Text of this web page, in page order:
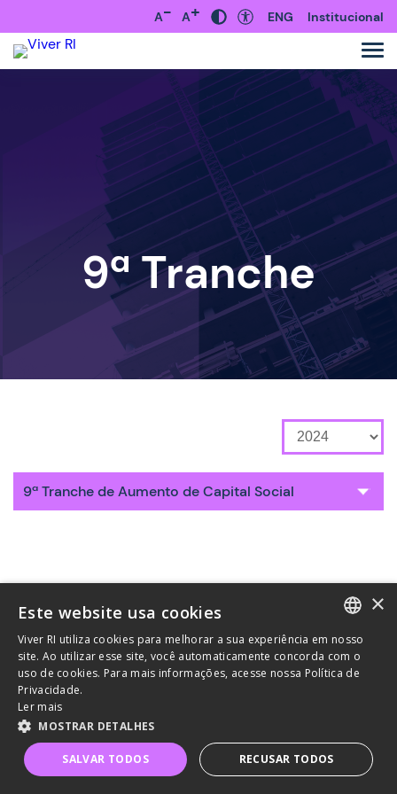
A- A+ ENG Institucional
9ª Tranche
9ª Tranche de Aumento de Capital Social
Política de Privacidade
Termos e Condições de Uso
Powered by MZ
PORTUGUESE
ENGLISH
×
Este website usa cookies
Viver RI utiliza cookies para melhorar a sua experiência em nosso
site. Ao utilizar esse site, você automaticamente concorda com o
uso de cookies. Para mais informações, acesse nossa Política de
Privacidade.
Ler mais
MOSTRAR DETALHES
SALVAR TODOS RECUSAR TODOS